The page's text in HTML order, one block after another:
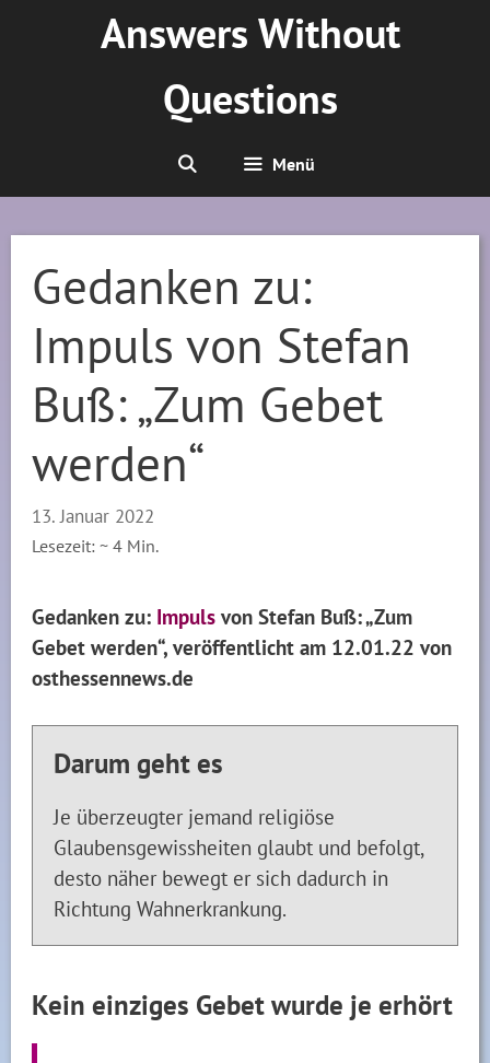
Answers Without
Questions
Menü
Gedanken zu:
Impuls von Stefan
Buß: „Zum Gebet
werden“
13. Januar 2022
Lesezeit: ~4 Min.
Gedanken zu: Impuls von Stefan Buß: „Zum
Gebet werden“, veröffentlicht am 12.01.22 von
osthessennews.de
Darum geht es
Je überzeugter jemand religiöse
Glaubensgewissheiten glaubt und befolgt,
desto näher bewegt er sich dadurch in
Richtung Wahnerkrankung.
Kein einziges Gebet wurde je erhört